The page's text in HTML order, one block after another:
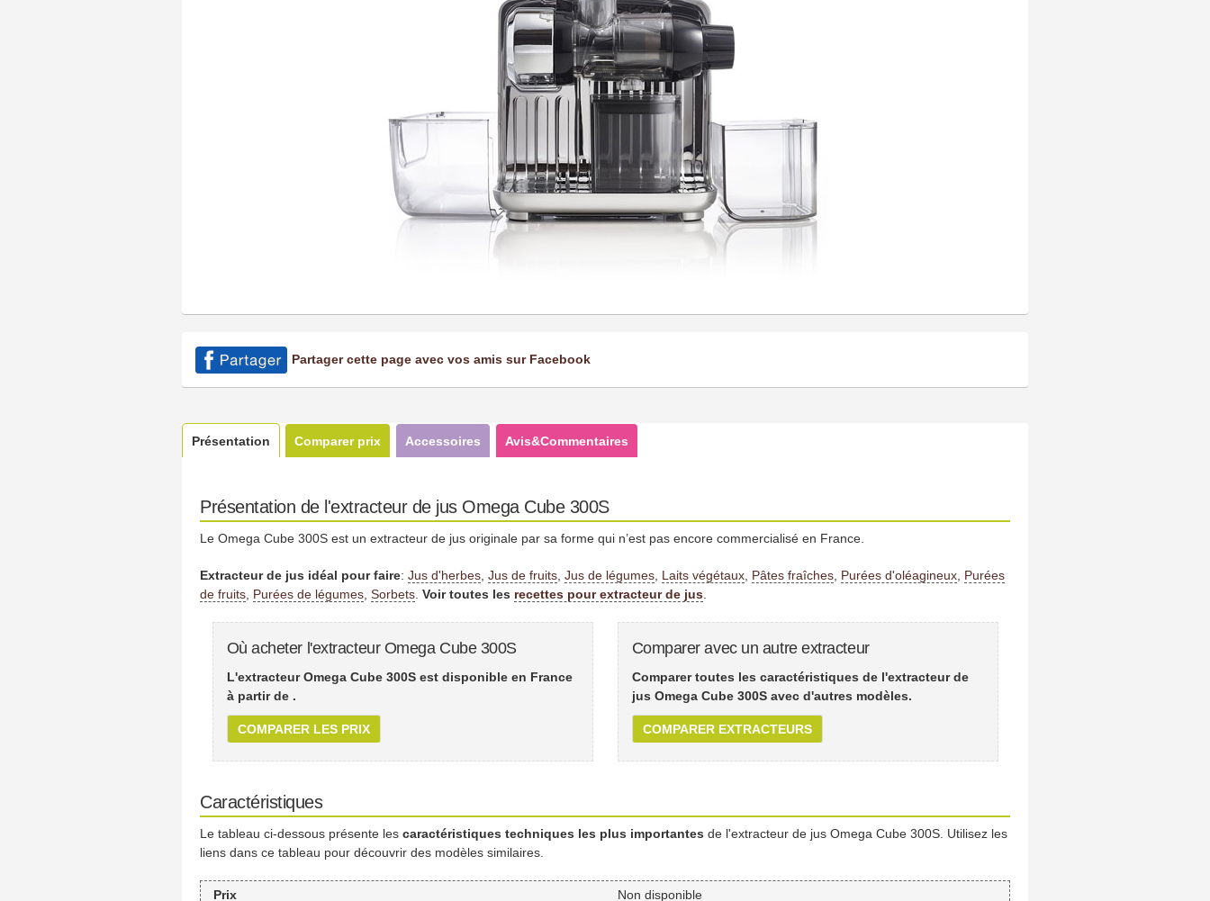
Partager cette page avec vos amis sur Facebook
Présentation Comparer prix Accessoires Avis&Commentaires
Présentation de l'extracteur de jus Omega Cube 300S
Le Omega Cube 300S est un extracteur de jus originale par sa forme qui n’est pas encore commercialisé en France.
Extracteur de jus idéal pour faire: Jus d'herbes Jus de fruits Jus de légumes Laits végétaux Pâtes fraîches Purées d'oléagineux Purées
de fruits Purées de légumes Sorbets Voir toutes les recettes pour extracteur de jus
Où acheter l'extracteur Omega Cube 300S
L'extracteur Omega Cube 300S est disponible en France
à partir de .
COMPARER LES PRIX
Comparer avec un autre extracteur
Comparer toutes les caractéristiques de l'extracteur de
jus Omega Cube 300S avec d'autres modèles.
COMPARER EXTRACTEURS
Caractéristiques
Le tableau ci-dessous présente les caractéristiques techniques les plus importantes de l'extracteur de jus Omega Cube 300S. Utilisez les
liens dans ce tableau pour découvrir des modèles similaires.
Prix Non disponible